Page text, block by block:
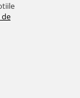
de